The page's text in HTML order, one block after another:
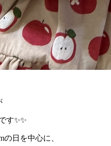
す✨✨
の日を中心に、